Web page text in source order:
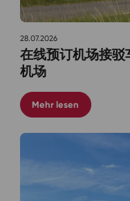
28.07.2026
在线预订机场接
机场
Mehr lesen